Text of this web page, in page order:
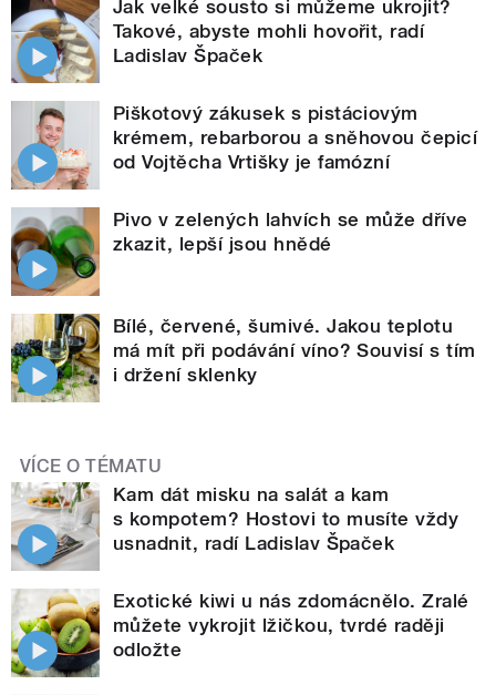
Jak velké sousto si můžeme ukrojit?
Takové, abyste mohli hovořit, radí
Ladislav Špaček
Piškotový zákusek s pistáciovým
krémem, rebarborou a sněhovou čepicí
od Vojtěcha Vrtišky je famózní
Pivo v zelených lahvích se může dříve
zkazit, lepší jsou hnědé
Bílé, červené, šumivé. Jakou teplotu
má mít při podávání víno? Souvisí s tím
i držení sklenky
VÍCE O TÉMATU
Kam dát misku na salát a kam
s kompotem? Hostovi to musíte vždy
usnadnit, radí Ladislav Špaček
Exotické kiwi u nás zdomácnělo. Zralé
můžete vykrojit lžičkou, tvrdé raději
odložte